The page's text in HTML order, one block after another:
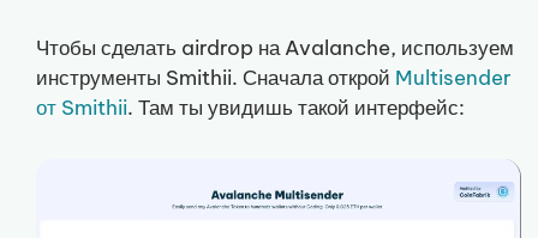
Чтобы сделать airdrop на Avalanche, используем
инструменты Smithii. Сначала открой Multisender
от Smithii. Там ты увидишь такой интерфейс: